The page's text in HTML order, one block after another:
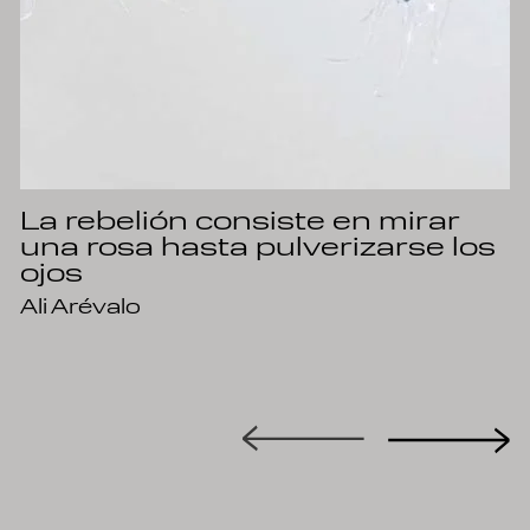
La rebelión consiste en mirar
una rosa hasta pulverizarse los
ojos
Ali Arévalo